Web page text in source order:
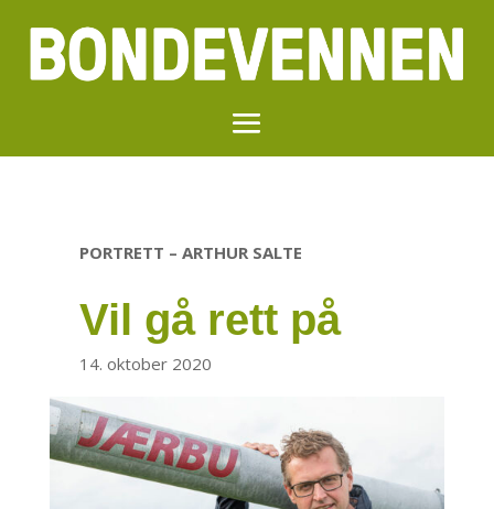
PORTRETT – ARTHUR SALTE
Vil gå rett på
14. oktober 2020